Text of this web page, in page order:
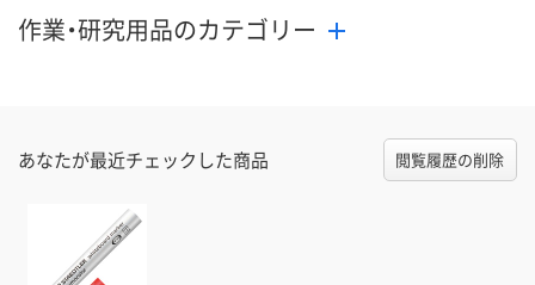
作業・研究用品のカテゴリー
あなたが最近チェックした商品 閲覧履歴の削除